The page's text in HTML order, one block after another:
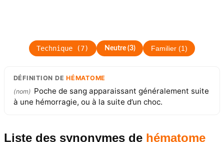
Technique (7) Neutre(3) Familier(1 )
DÉFINITION DEHÉMATOME
(nom) Poche de sang apparaissant généralement suite
à une hémorragie, ou à la suite d’un choc.
Liste des synonymes de hématome